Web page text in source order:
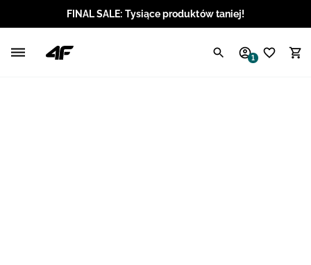
FINAL SALE: Tysiące produktów taniej!
1